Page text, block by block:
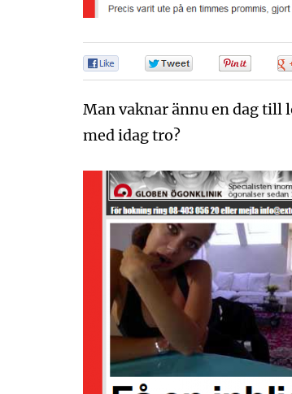
Man vaknar ännu en dag till
med idag tro?